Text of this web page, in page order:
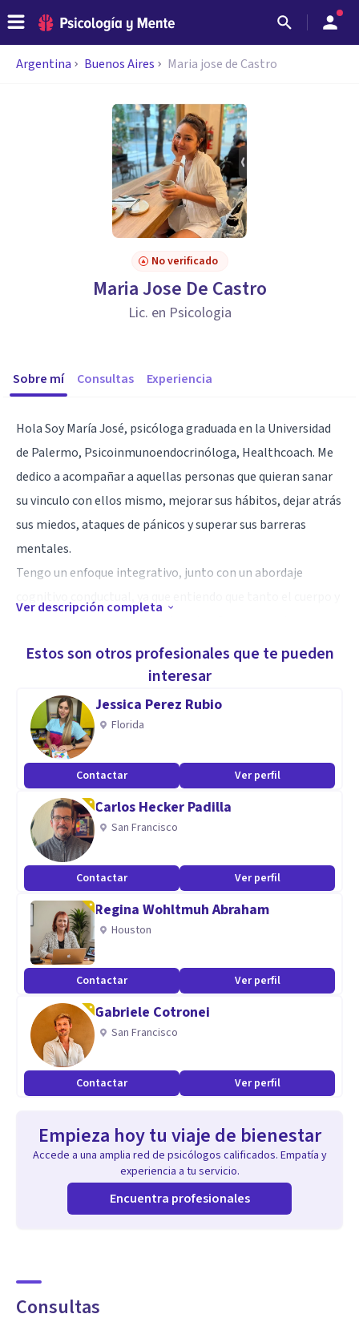
Argentina Buenos Aires Maria jose de Castro
No verificado
Maria Jose De Castro
Lic. en Psicologia
Sobre mí Consultas Experiencia
Hola Soy María José, psicóloga graduada en la Universidad
de Palermo, Psicoinmunoendocrinóloga, Healthcoach. Me
dedico a acompañar a aquellas personas que quieran sanar
su vinculo con ellos mismo, mejorar sus hábitos, dejar atrás
sus miedos, ataques de pánicos y superar sus barreras
mentales.
Tengo un enfoque integrativo, junto con un abordaje
terapéutico brindarte un espacio seguro, donde podamos
liberarte de tus emociones bloqueadas al igual que de tus
barreras mentales, para poder juntos desarrollar
herramientas que potencien tu bien estar, tu equilibro
emocional y mental.
Si algo de esto resuena contigo, y necesitas un
acompañamiento, me encantaría que puedas contar
conmigo, para poder ayudarte.
Especialidad
Depresión
Ansiedad
Trastornos metabolicos - endocrinos e inmunologicos
Aptitudes
Empatía y Escucha Activa:
Pensamiento Crítico y Resolución de Problemas:
Observación y Evaluación:
Adaptabilidad y Flexibilidad:
Investigación y Aplicación Práctica:
Ver descripción completa
Estos son otros profesionales que te pueden
interesar
Jessica Perez Rubio
Florida
Contactar Ver perfil
Carlos Hecker Padilla
San Francisco
Contactar Ver perfil
Regina Wohltmuh Abraham
Houston
Contactar Ver perfil
Gabriele Cotronei
San Francisco
Contactar Ver perfil
Empieza hoy tu viaje de bienestar
Accede a una amplia red de psicólogos calificados. Empatía y
experiencia a tu servicio.
Encuentra profesionales
Consultas